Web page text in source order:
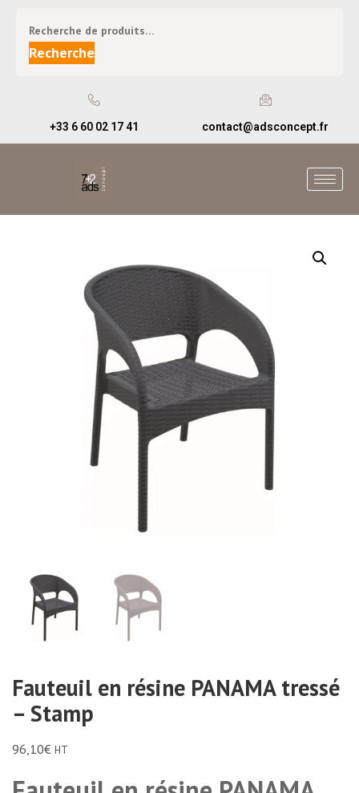
Recherche
+33 6 60 02 17 41 contact@adsconcept.fr
Fauteuil en résine PANAMA tressé
– Stamp
96,10€ HT